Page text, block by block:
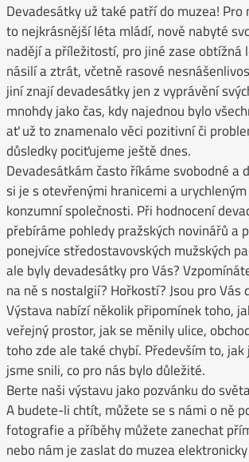
Devadesátky už také patří do muzea! Pro
to nejkrásnější léta mládí, nově nabyté
nadějí a příležitostí, pro jiné zase obtížná
násilí a ztrát, včetně rasové
jiní znají devadesátky jen z vyprávění
mnohdy jako čas, kdy najednou bylo
ať už to znamenalo věci pozitivní či
důsledky pociťujeme ještě dnes.
Devadesátkám často říkáme svobodné a
si je s otevřenými hranicemi a
konzumní společnosti. Při hodnocení
přebíráme pohledy pražských novinářů a
ponejvíce středostavovských mužských
ale byly devadesátky pro Vás?
na ně s nostalgií? Hořkostí? Jsou pro Vás
Výstava nabízí několik připomínek toho,
veřejný prostor, jak se měnily ulice,
toho zde ale také chybí. Především to, jak
jsme snili, co pro nás bylo důležité.
Berte naši výstavu jako pozvánku do
A budete-li chtít, můžete se s námi o ně
fotografie a příběhy můžete zanechat
nebo nám je zaslat do muzea